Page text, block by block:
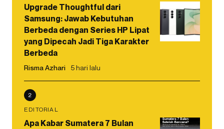
Upgrade Thoughtful dari
Samsung: Jawab Kebutuhan
Berbeda dengan Series HP Lipat
yang Dipecah Jadi Tiga Karakter
Berbeda
Risma Azhari 5 hari lalu
2
EDITORIAL
Apa Kabar Sumatera 7 Bulan